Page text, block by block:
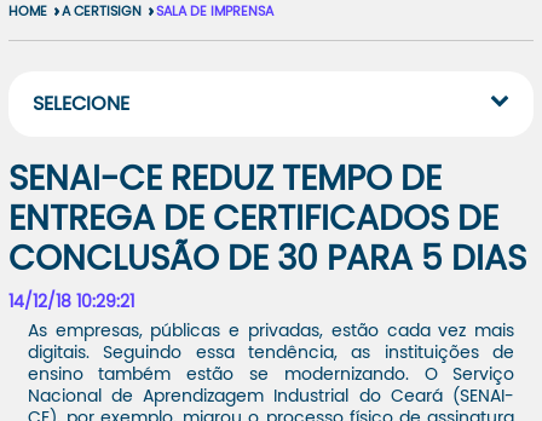
HOME A CERTISIGN SALA DE IMPRENSA
SELECIONE
SENAI-CE REDUZ TEMPO DE
ENTREGA DE CERTIFICADOS DE
CONCLUSÃO DE 30 PARA 5 DIAS
14/12/18 10:29:21
As empresas, públicas e privadas, estão cada vez mais
digitais. Seguindo essa tendência, as instituições de
ensino também estão se modernizando. O Serviço
Nacional de Aprendizagem Industrial do Ceará (SENAI-